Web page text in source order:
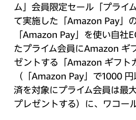
ム」会員限定セール「プライ
て実施した「Amazon Pay」
「Amazon Pay」を使い自社
たプライム会員にAmazon ギ
ゼントする「Amazon ギフト
（「Amazon Pay」で1000
済を対象にプライム会員は最
プレゼントする）に、ワコー